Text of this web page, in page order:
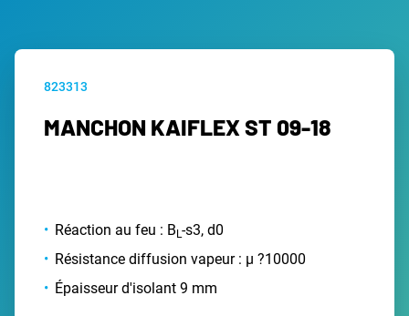
823313
MANCHON KAIFLEX ST 09-18
Réaction au feu : B L-s3, d0
Résistance diffusion vapeur : µ ?10000
Épaisseur d'isolant 9 mm